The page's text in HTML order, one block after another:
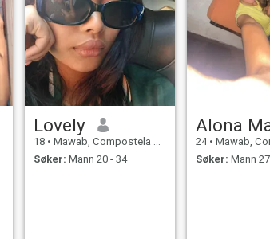
Lovely
18 • Mawab, Compostela Valley, Filippinene
Søker: Mann 20 - 34
24 • Mawab, Compostela
Søker: Mann